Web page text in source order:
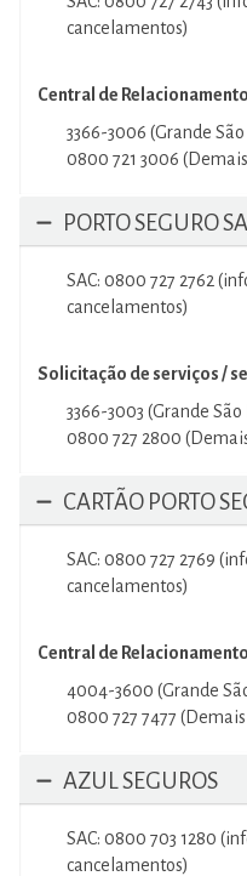
cancelamentos)
Central de
3366-3006 (Grande
0800 721 3006
PORTO SEGURO
SAC: 0800 727 2762
cancelamentos)
Solicitação de serviços /
3366-3003 (Grande São
0800 727 2800
CARTÃO PORTO
SAC: 0800 727 2769
cancelamentos)
Central de
4004-3600 (Grande
0800 727 7477
AZUL SEGUROS
SAC: 0800 703 1280
cancelamentos)